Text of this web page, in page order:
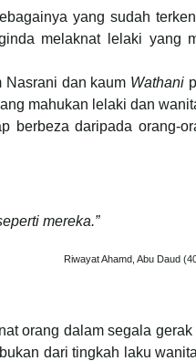
yang sudah
melaknat lelaki yang
Nasrani dan kaum Wathani
mahukan lelaki dan
berbeza daripada orang-
mereka.”
Riwayat Ahamd, Abu Daud
orang dalam segala
dari tingkah laku